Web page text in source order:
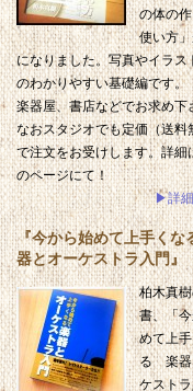
の体の
使い方
になりました。写真やイラス
のわかりやすい基礎編です。
楽器屋、書店などでお求め下
なおスタジオでも定価（送料
で注文をお受けします。詳細
のページにて！
▶詳
『今から始めて上手く
器とオーケストラ入門』
柏木真
書、「
めて上
る 楽器
ケスト